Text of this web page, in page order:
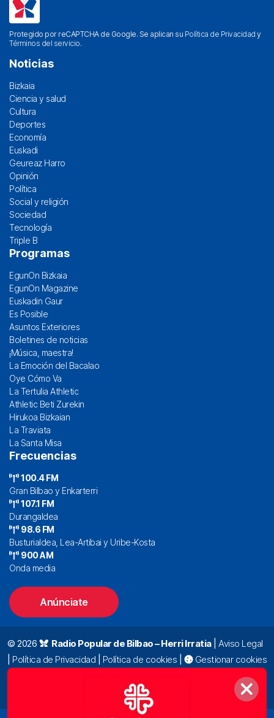
Protegido por reCAPTCHA de Google. Se aplican su Política de Privacidad y
Términos del servicio.
Noticias
Bizkaia
Ciencia y salud
Cultura
Deportes
Economía
Euskadi
Geureaz Harro
Opinión
Política
Social y religión
Sociedad
Tecnología
Triple B
Programas
EgunOn Bizkaia
EgunOn Magazine
Euskadin Gaur
Es Posible
Asuntos Exteriores
Boletines de noticias
¡Música, maestra!
La Emoción del Bacalao
Oye Cómo Va
La Tertulia Athletic
Athletic Beti Zurekin
Hirukoa Bizkaian
La Traviata
La Santa Misa
Frecuencias
100.4 FM
Gran Bilbao y Enkarterri
107.1 FM
Durangaldea
98.6 FM
Busturialdea, Lea-Artibai y Uribe-Kosta
900 AM
Onda media
Anúnciate
© 2026 Radio Popular de Bilbao – Herri Irratia| Aviso Legal
Política de Privacidad Política de cookies
Gestionar cookies
Alda. Mazarredo, 47 – 7º 48009 Bilbao |
|